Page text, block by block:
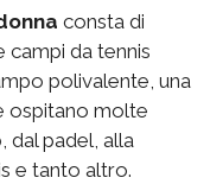
consta di
da tennis
polivalente, una
ospitano molte
dal padel, alla
e tanto altro.